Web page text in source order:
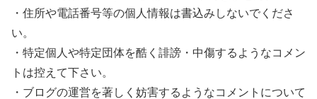
・住所や電話番号等の個人情報は書込みしないでくださ
い。
・特定個人や特定団体を酷く誹謗・中傷するようなコメン
トは控えて下さい。
・ブログの運営を著しく妨害するようなコメントについて